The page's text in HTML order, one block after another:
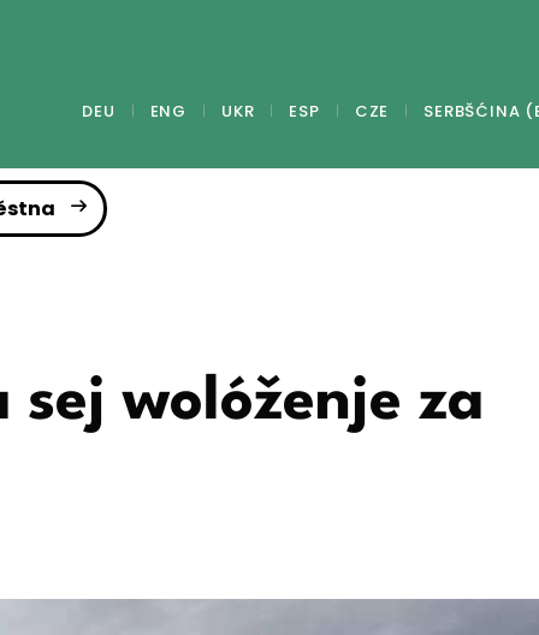
DEU ENG UKR ESP CZE SERBŠĆINA
sej wolóženje za